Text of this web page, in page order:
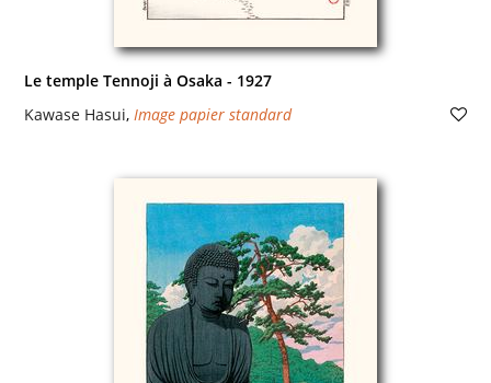
Le temple Tennoji à Osaka - 1927
Kawase Hasui, Image papier standard